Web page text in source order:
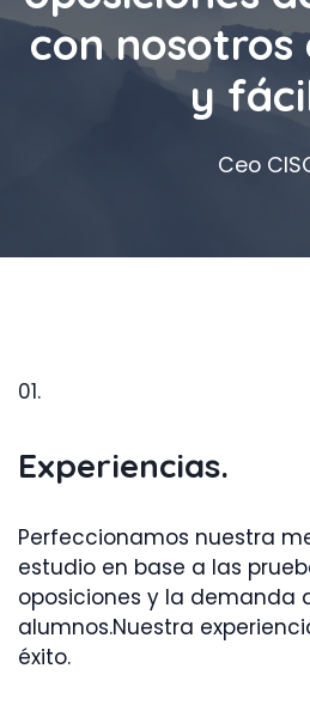
con nosotros
y
Ceo
01.
Experiencias.
Perfeccionamos nuestra
estudio en base a las
oposiciones y la demanda
alumnos.Nuestra
éxito.